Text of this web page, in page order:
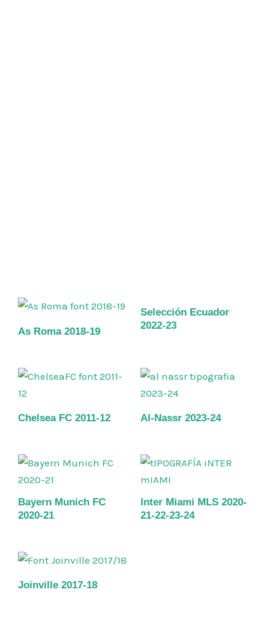
As Roma 2018-19
Selección Ecuador
2022-23
Chelsea FC 2011-12 Al-Nassr 2023-24
Bayern Munich FC
2020-21
Inter Miami MLS 2020-
21-22-23-24
Joinville 2017-18